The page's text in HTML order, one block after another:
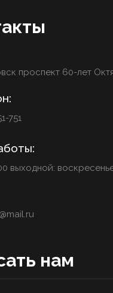
проспект 60-лет
751
выходной:
нам